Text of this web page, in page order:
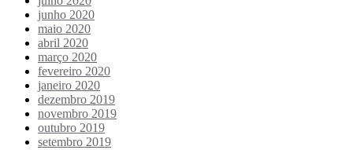
junho 2020
maio 2020
abril 2020
março 2020
fevereiro 2020
janeiro 2020
dezembro 2019
novembro 2019
outubro 2019
setembro 2019